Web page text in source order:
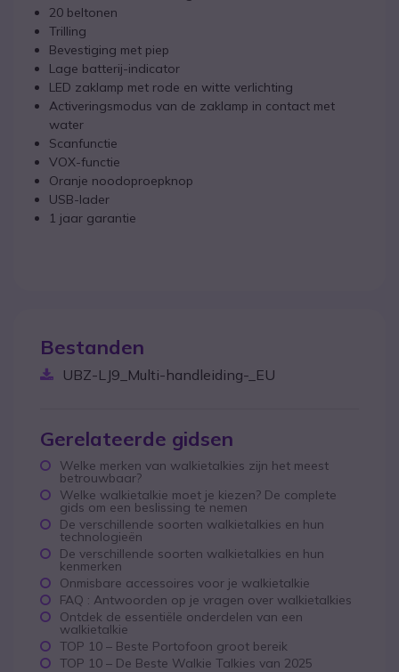
20 beltonen
Trilling
Bevestiging met piep
Lage batterij-indicator
LED zaklamp met rode en witte verlichting
Activeringsmodus van de zaklamp in contact met
water
Scanfunctie
VOX-functie
Oranje noodoproepknop
USB-lader
1 jaar garantie
Bestanden
UBZ-LJ9_Multi-handleiding-_EU
Gerelateerde gidsen
Welke merken van walkietalkies zijn het meest
betrouwbaar?
Welke walkietalkie moet je kiezen? De complete
gids om een beslissing te nemen
De verschillende soorten walkietalkies en hun
technologieën
De verschillende soorten walkietalkies en hun
kenmerken
Onmisbare accessoires voor je walkietalkie
FAQ : Antwoorden op je vragen over walkietalkies
Ontdek de essentiële onderdelen van een
walkietalkie
TOP 10 – Beste Portofoon groot bereik
TOP 10 – De Beste Walkie Talkies van 2025